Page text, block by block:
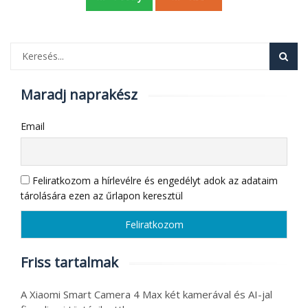
Maradj naprakész
Email
Feliratkozom a hírlevélre és engedélyt adok az adataim
tárolására ezen az űrlapon keresztül
Friss tartalmak
A Xiaomi Smart Camera 4 Max két kamerával és AI-jal